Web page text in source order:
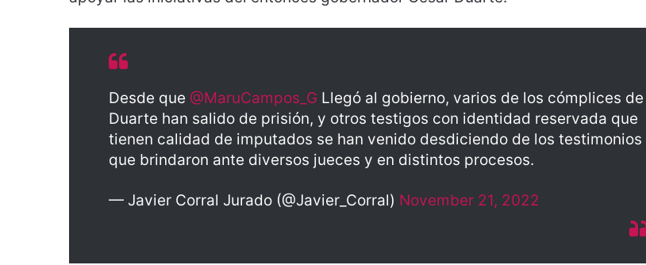
Desde que @MaruCampos_G Llegó al gobierno, varios de los cómplices de
Duarte han salido de prisión, y otros testigos con identidad reservada que
tienen calidad de imputados se han venido desdiciendo de los testimonios
que brindaron ante diversos jueces y en distintos procesos.
— Javier Corral Jurado (@Javier_Corral) November 21, 2022